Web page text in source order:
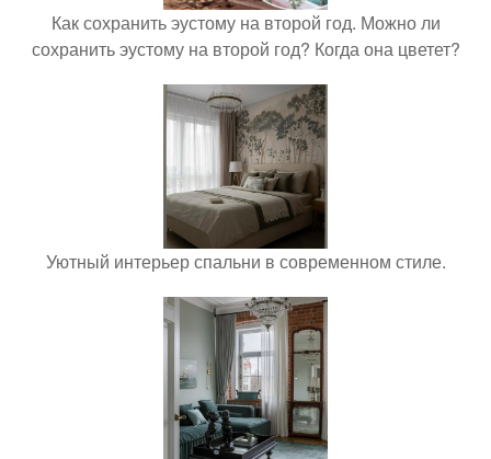
Как сохранить эустому на второй год. Можно ли
сохранить эустому на второй год? Когда она цветет?
Уютный интерьер спальни в современном стиле.